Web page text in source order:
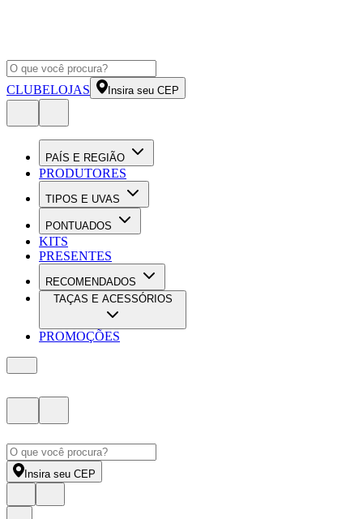
CLUBELOJAS Insira seu CEP
PAÍS E REGIÃO
PRODUTORES
TIPOS E UVAS
PONTUADOS
KITS
PRESENTES
RECOMENDADOS
TAÇAS E ACESSÓRIOS
PROMOÇÕES
Insira seu CEP